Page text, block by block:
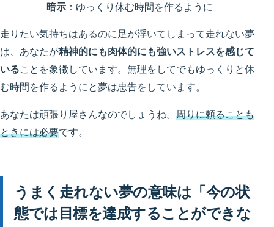
暗示 ：ゆっくり休む時間を作るように
走りたい気持ちはあるのに足が浮いてしまって走れない夢
は、あなたが精神的にも肉体的にも強いストレスを感じて
いることを象徴しています。無理をしてでもゆっくりと休
む時間を作るようにと夢は忠告をしています。
あなたは頑張り屋さんなのでしょうね。 周りに頼ることも
ときには必要です。
うまく走れない夢の意味は「今の状
態では目標を達成することができな